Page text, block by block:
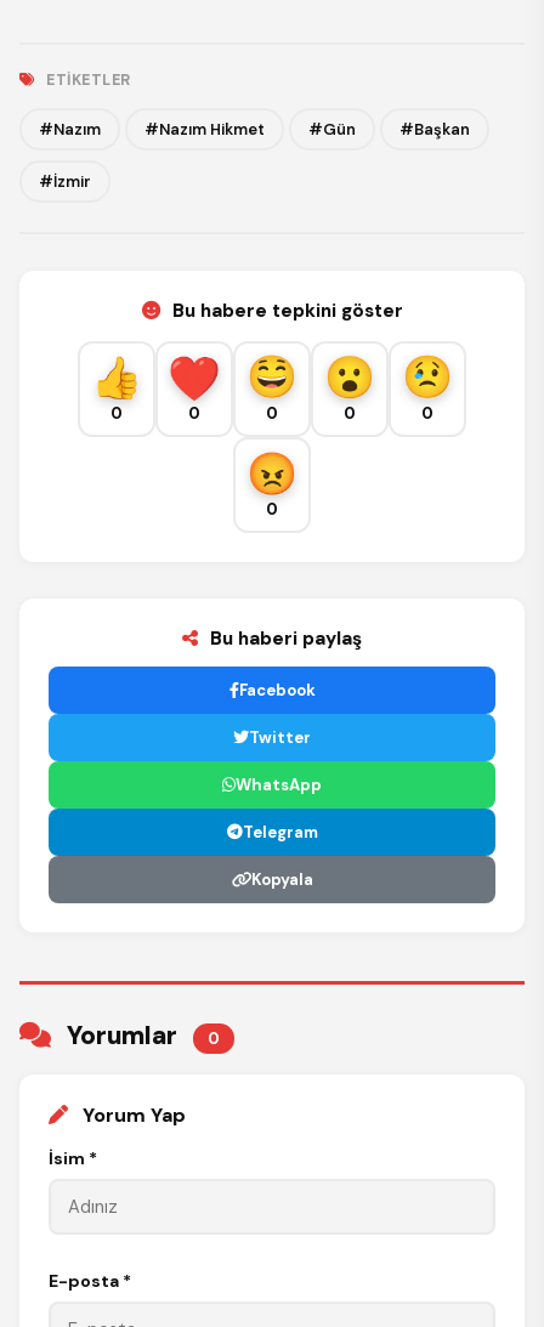
ETIKETLER
#Nazım #Nazım Hikmet #Gün #Başkan
#İzmir
Bu habere tepkini göster
0 0 0 0 0
0
Bu haberi paylaş
Facebook
Twitter
WhatsApp
Telegram
Kopyala
Yorumlar 0
Yorum Yap
İsim *
E-posta *